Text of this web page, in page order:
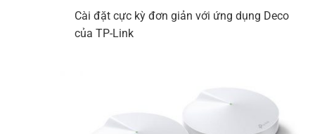
Cài đặt cực kỳ đơn giản với ứng dụng Deco
của TP-Link